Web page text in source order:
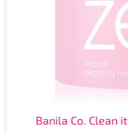
Banila Co. Clean